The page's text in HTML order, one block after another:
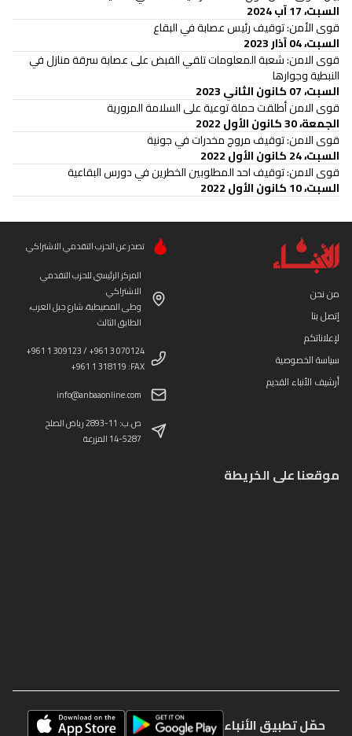
السبت، 17 آب 2024
قوى الأمن: توقيف رئيس عصابة في البقاع
السبت، 04 آذار 2023
قوى الامن: شعبة المعلومات تلقي القبض على عصابة سرقة منازل في
النبطية وجوارها
السبت، 07 كانون الثاني 2023
قوى الامن أطلقت حملة توعية على السلامة المرورية
الجمعة، 30 كانون الأول 2022
قوى الامن: توقيف مروج مخدرات في جونية
السبت، 24 كانون الأول 2022
قوى الامن: توقيف احد المطلوبين الخطرين في دورس البقاعية
السبت، 10 كانون الأول 2022
من نحن
إتصل بنا
لإعلاناتكم
سياسة الخصوصية
أرشيف الأنباء القديم
تصدر عن الحزب التقدمي الاشتراكي
المركز الرئيسي للحزب التقدمي
الاشتراكي
وطى المصيطبة، شارع جبل العرب،
الطابق الثالث
+961 1 309123 / +961 3 070124
+961 1 318119 :FAX
info@anbaaonline.com
ص.ب: 11-2893 رياض الصلح
14-5287 المزرعة
موقعنا على الخريطة
حمّل تطبيق الأنباء